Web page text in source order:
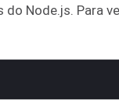
Node.js. Para